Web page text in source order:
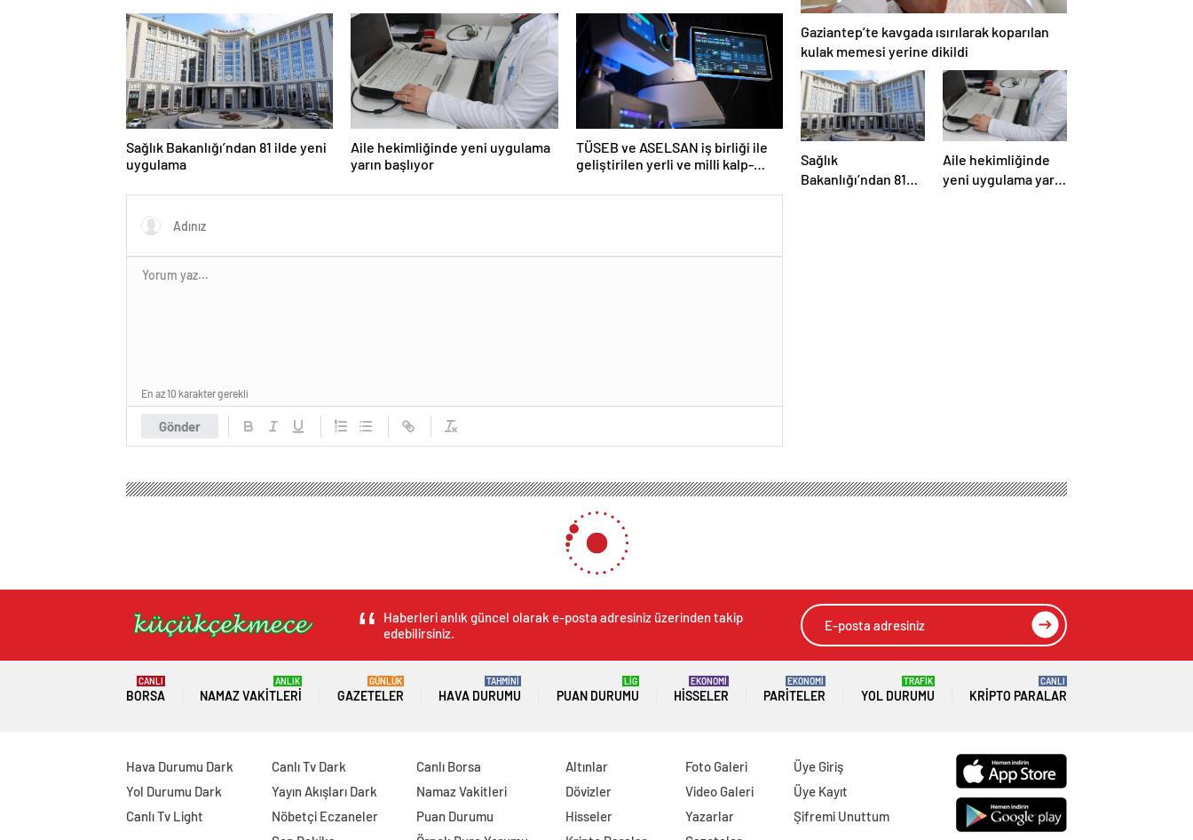
Sağlık Bakanlığı’ndan 81 ilde yeni
uygulama
Aile hekimliğinde yeni uygulama
yarın başlıyor
TÜSEB ve ASELSAN iş birliği ile
geliştirilen yerli ve milli kalp-
Gönder
En az 10 karakter gerekli
Gaziantep’te kavgada ısırılarak koparılan
kulak memesi yerine dikildi
Sağlık
Bakanlığı’ndan 81
Aile hekimliğinde
yeni uygulama yarın
Amerikalı model Kendall Jenner, yeni moda kampanyası için üstsüz pozlar verdi
Amerikalı model Kendall Jenner, yeni moda kampanyası için
üstsüz pozlar verdi
GÖNDER
SON DAKİKA HABERLERİ